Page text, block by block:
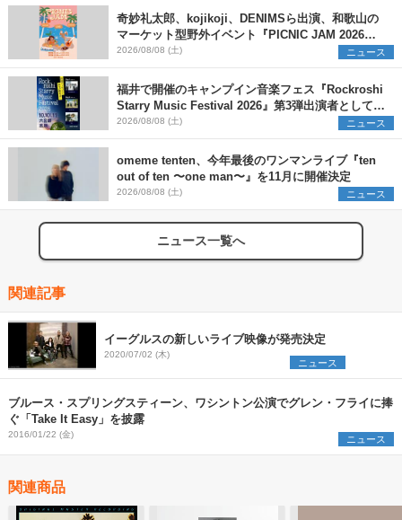
奇妙礼太郎、kojikoji、DENIMSら出演、和歌山の
マーケット型野外イベント『PICNIC JAM 2026』
早割チケット発売開始
2026/08/08 (土) ニュース
福井で開催のキャンプイン音楽フェス『Rockroshi
Starry Music Festival 2026』第3弾出演者として
SCOOBIE DO、かりゆし58、Reiを発表
2026/08/08 (土) ニュース
omeme tenten、今年最後のワンマンライブ『ten
out of ten 〜one man〜』を11月に開催決定
2026/08/08 (土) ニュース
ニュース一覧へ
関連記事
イーグルスの新しいライブ映像が発売決定
2020/07/02 (木)
ニュース
ブルース・スプリングスティーン、ワシントン公演でグレン・フライに捧
ぐ「Take It Easy」を披露
2016/01/22 (金) ニュース
関連商品